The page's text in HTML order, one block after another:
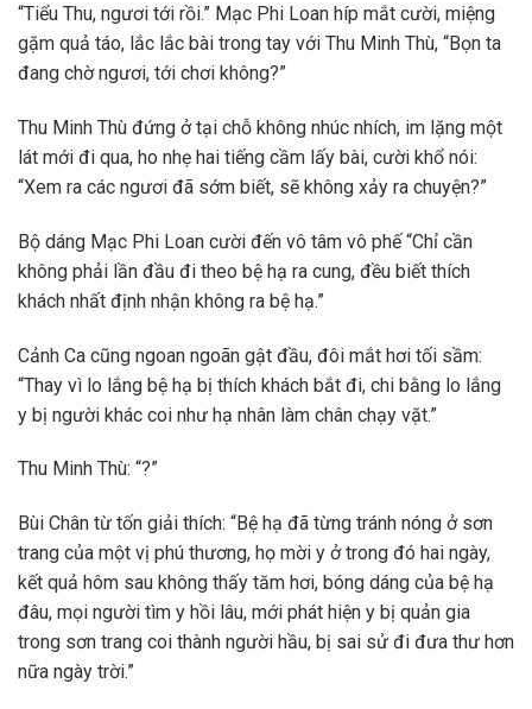
“Tiểu Thu, ngươi tới rồi.” Mạc Phi Loan híp mắt cười, miệng
gặm quả táo, lắc lắc bài trong tay với Thu Minh Thù, “Bọn ta
đang chờ ngươi, tới chơi không?”
Thu Minh Thù đứng ở tại chỗ không nhúc nhích, im lặng một
lát mới đi qua, ho nhẹ hai tiếng cầm lấy bài, cười khổ nói:
“Xem ra các ngươi đã sớm biết, sẽ không xảy ra chuyện?”
Bộ dáng Mạc Phi Loan cười đến vô tâm vô phế “Chỉ cần
không phải lần đầu đi theo bệ hạ ra cung, đều biết thích
khách nhất định nhận không ra bệ hạ.”
Cảnh Ca cũng ngoan ngoãn gật đầu, đôi mắt hơi tối sầm:
“Thay vì lo lắng bệ hạ bị thích khách bắt đi, chi bằng lo lắng
y bị người khác coi như hạ nhân làm chân chạy vặt.”
Thu Minh Thù: “?”
Bùi Chân từ tốn giải thích: “Bệ hạ đã từng tránh nóng ở sơn
trang của một vị phú thương, họ mời y ở trong đó hai ngày,
kết quả hôm sau không thấy tăm hơi, bóng dáng của bệ hạ
đâu, mọi người tìm y hồi lâu, mới phát hiện y bị quản gia
trong sơn trang coi thành người hầu, bị sai sử đi đưa thư hơn
nữa ngày trời.”